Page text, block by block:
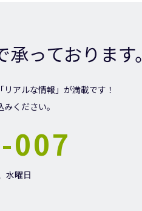
っております。
アルな情報」が満載です！
ください。
007
水曜日